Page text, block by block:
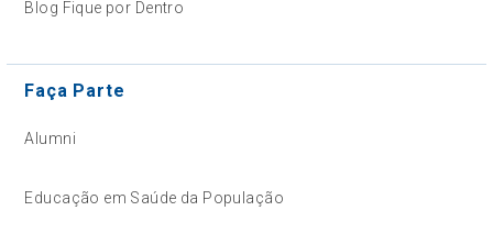
Blog Fique por Dentro
Faça Parte
Alumni
Educação em Saúde da População